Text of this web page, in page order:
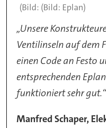
(Bild: Eplan)
„Unsere
Ventilinseln auf dem
einen Code an Festo
entsprechenden
funktioniert sehr gut.“
Manfred Schaper,